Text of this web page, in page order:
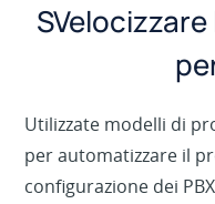
Utilizzate modelli di
per automatizzare il
configurazione dei